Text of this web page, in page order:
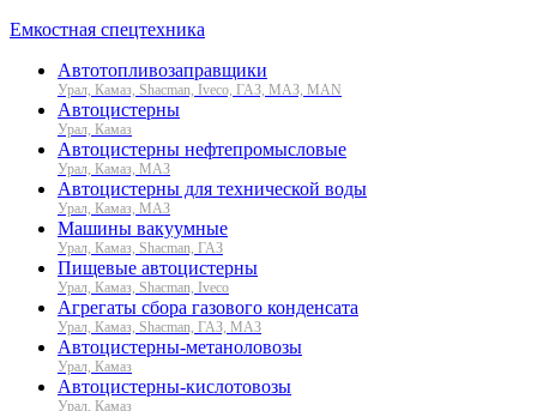
Емкостная спецтехника
Автотопливозаправщики
Урал, Камаз, Shacman, Iveco, ГАЗ, МАЗ, MAN
Автоцистерны
Урал, Камаз
Автоцистерны нефтепромысловые
Урал, Камаз, МАЗ
Автоцистерны для технической воды
Урал, Камаз, МАЗ
Машины вакуумные
Урал, Камаз, Shacman, ГАЗ
Пищевые автоцистерны
Урал, Камаз, Shacman, Iveco
Агрегаты сбора газового конденсата
Урал, Камаз, Shacman, ГАЗ, МАЗ
Автоцистерны-метаноловозы
Урал, Камаз
Автоцистерны-кислотовозы
Урал, Камаз